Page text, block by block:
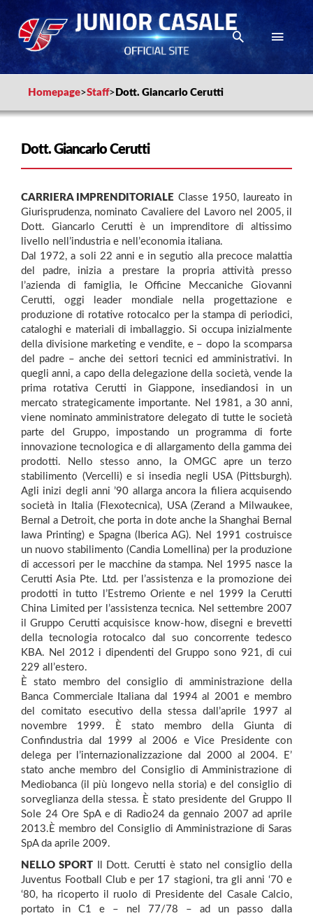
Homepage>Staff> Dott. Giancarlo Cerutti
Dott. Giancarlo Cerutti
CARRIERA IMPRENDITORIALE Classe 1950, laureato in
Giurisprudenza, nominato Cavaliere del Lavoro nel 2005, il
Dott. Giancarlo Cerutti è un imprenditore di altissimo
livello nell’industria e nell’economia italiana.
Dal 1972, a soli 22 anni e in segutio alla precoce malattia
del padre, inizia a prestare la propria attività presso
l’azienda di famiglia, le Officine Meccaniche Giovanni
Cerutti, oggi leader mondiale nella progettazione e
produzione di rotative rotocalco per la stampa di periodici,
cataloghi e materiali di imballaggio. Si occupa inizialmente
della divisione marketing e vendite, e – dopo la scomparsa
del padre – anche dei settori tecnici ed amministrativi. In
quegli anni, a capo della delegazione della società, vende la
prima rotativa Cerutti in Giappone, insediandosi in un
mercato strategicamente importante. Nel 1981, a 30 anni,
viene nominato amministratore delegato di tutte le società
parte del Gruppo, impostando un programma di forte
innovazione tecnologica e di allargamento della gamma dei
prodotti. Nello stesso anno, la OMGC apre un terzo
stabilimento (Vercelli) e si insedia negli USA (Pittsburgh).
Agli inizi degli anni ’90 allarga ancora la filiera acquisendo
società in Italia (Flexotecnica), USA (Zerand a Milwaukee,
Bernal a Detroit, che porta in dote anche la Shanghai Bernal
Iawa Printing) e Spagna (Iberica AG). Nel 1991 costruisce
un nuovo stabilimento (Candia Lomellina) per la produzione
di accessori per le macchine da stampa. Nel 1995 nasce la
Cerutti Asia Pte. Ltd. per l’assistenza e la promozione dei
prodotti in tutto l’Estremo Oriente e nel 1999 la Cerutti
China Limited per l’assistenza tecnica. Nel settembre 2007
il Gruppo Cerutti acquisisce know-how, disegni e brevetti
della tecnologia rotocalco dal suo concorrente tedesco
KBA. Nel 2012 i dipendenti del Gruppo sono 921, di cui
229 all’estero.
È stato membro del consiglio di amministrazione della
Banca Commerciale Italiana dal 1994 al 2001 e membro
del comitato esecutivo della stessa dall’aprile 1997 al
novembre 1999. È stato membro della Giunta di
Confindustria dal 1999 al 2006 e Vice Presidente con
delega per l’internazionalizzazione dal 2000 al 2004. E’
stato anche membro del Consiglio di Amministrazione di
Mediobanca (il più longevo nella storia) e del consiglio di
sorveglianza della stessa. È stato presidente del Gruppo Il
Sole 24 Ore SpA e di Radio24 da gennaio 2007 ad aprile
2013.È membro del Consiglio di Amministrazione di Saras
SpA da aprile 2009.
NELLO SPORTIl Dott. Cerutti è stato nel consiglio della
Juventus Football Club e per 17 stagioni, tra gli anni ‘70 e
‘80, ha ricoperto il ruolo di Presidente del Casale Calcio,
portato in C1 e – nel 77/78 – ad un passo dalla